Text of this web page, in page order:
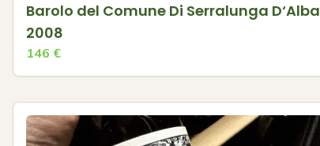
Barolo del Comune Di Serralunga D‘Alba
2008
146 €